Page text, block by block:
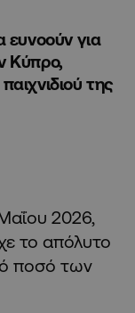
ευνοούν για
Κύπρο,
της
2026,
το απόλυτο
ποσό των